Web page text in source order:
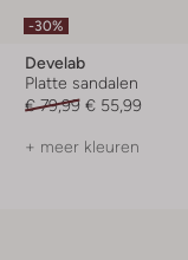
-30%
Develab
Platte sandalen
€ 79,99 € 55,99
+ meer kleuren